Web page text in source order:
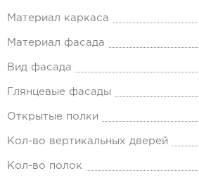
Материал каркаса
Материал фасада
Вид фасада
Глянцевые фасады
Открытые полки
Кол-во вертикальных дверей
Кол-во полок